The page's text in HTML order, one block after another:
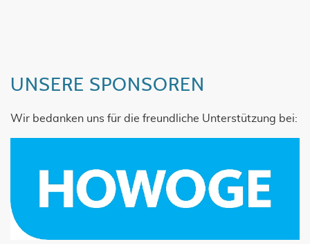
UNSERE SPONSOREN
Wir bedanken uns für die freundliche Unterstützung bei: